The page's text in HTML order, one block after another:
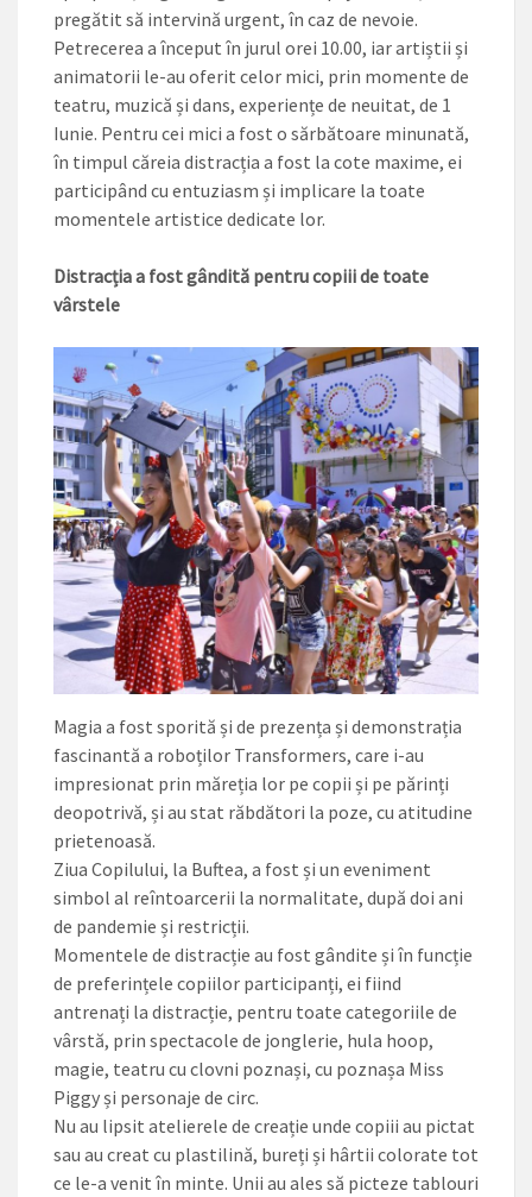
pregătit să intervină urgent, în caz de nevoie.
Petrecerea a început în jurul orei 10.00, iar artiștii și
animatorii le-au oferit celor mici, prin momente de
teatru, muzică și dans, experiențe de neuitat, de 1
Iunie. Pentru cei mici a fost o sărbătoare minunată,
în timpul căreia distracția a fost la cote maxime, ei
participând cu entuziasm și implicare la toate
momentele artistice dedicate lor.
Distracția a fost gândită pentru copiii de toate
vârstele
Magia a fost sporită și de prezența și demonstrația
fascinantă a roboților Transformers, care i-au
impresionat prin măreția lor pe copii și pe părinți
deopotrivă, și au stat răbdători la poze, cu atitudine
prietenoasă.
Ziua Copilului, la Buftea, a fost și un eveniment
simbol al reîntoarcerii la normalitate, după doi ani
de pandemie și restricții.
Momentele de distrac­ție au fost gândite și în funcție
de preferințele copiilor participanți, ei fiind
antrenați la distracție, pentru toate categoriile de
vârstă, prin spectacole de jonglerie, hula hoop,
magie, teatru cu clovni poznași, cu poznașa Miss
Piggy și personaje de circ.
Nu au lipsit atelierele de creație unde copiii au pictat
sau au creat cu plastilină, bureți și hârtii colorate tot
ce le-a venit în minte. Unii au ales să picteze tablouri